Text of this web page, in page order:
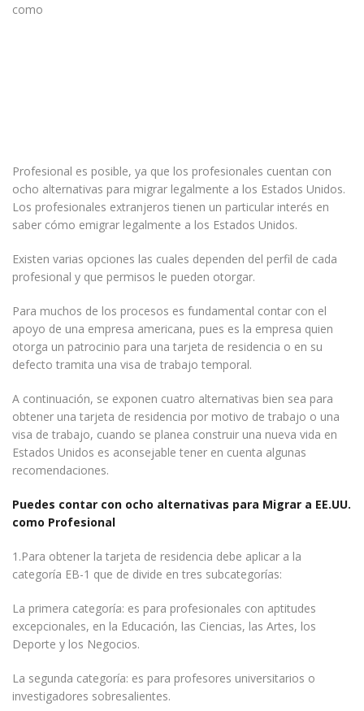
como
Profesional es posible, ya que los profesionales cuentan con
ocho alternativas para migrar legalmente a los Estados Unidos.
Los profesionales extranjeros tienen un particular interés en
saber cómo emigrar legalmente a los Estados Unidos.
Existen varias opciones las cuales dependen del perfil de cada
profesional y que permisos le pueden otorgar.
Para muchos de los procesos es fundamental contar con el
apoyo de una empresa americana, pues es la empresa quien
otorga un patrocinio para una tarjeta de residencia o en su
defecto tramita una visa de trabajo temporal.
A continuación, se exponen cuatro alternativas bien sea para
obtener una tarjeta de residencia por motivo de trabajo o una
visa de trabajo, cuando se planea construir una nueva vida en
Estados Unidos es aconsejable tener en cuenta algunas
recomendaciones.
Puedes contar con ocho alternativas para Migrar a EE.UU.
como Profesional
1.Para obtener la tarjeta de residencia debe aplicar a la
categoría EB-1 que de divide en tres subcategorías:
La primera categoría: es para profesionales con aptitudes
excepcionales, en la Educación, las Ciencias, las Artes, los
Deporte y los Negocios.
La segunda categoría: es para profesores universitarios o
investigadores sobresalientes.